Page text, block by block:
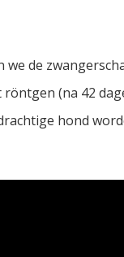
we de
(na 42
hond